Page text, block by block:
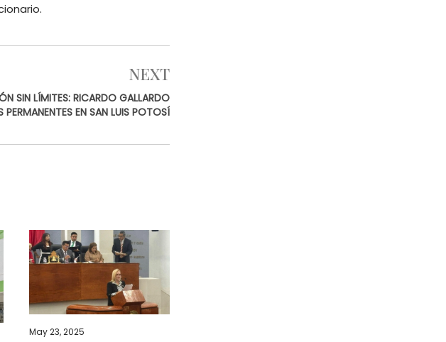
NEXT
SIN LÍMITES: RICARDO GALLARDO
EN SAN LUIS POTOSÍ
May 23, 2025